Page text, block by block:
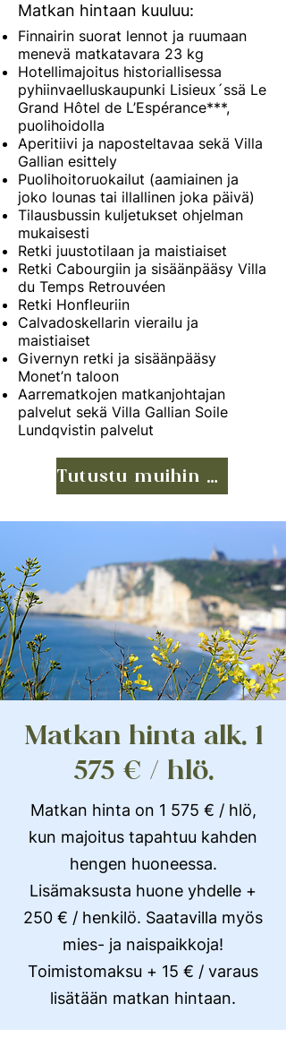
Matkan hintaan kuuluu:
Finnairin suorat lennot ja ruumaan
menevä matkatavara 23 kg
Hotellimajoitus historiallisessa
pyhiinvaelluskaupunki Lisieux´ssä Le
Grand Hôtel de L’Espérance***,
puolihoidolla
Aperitiivi ja naposteltavaa sekä Villa
Gallian esittely
Puolihoitoruokailut (aamiainen ja
joko lounas tai illallinen joka päivä)
Tilausbussin kuljetukset ohjelman
mukaisesti
Retki juustotilaan ja maistiaiset
Retki Cabourgiin ja sisäänpääsy Villa
du Temps Retrouvéen
Retki Honfleuriin
Calvadoskellarin vierailu ja
maistiaiset
Givernyn retki ja sisäänpääsy
Monet’n taloon
Aarrematkojen matkanjohtajan
palvelut sekä Villa Gallian Soile
Lundqvistin palvelut
Tutustu muihin matkoihin
Matkan hinta alk. 1
575 € / hlö.
Matkan hinta on 1 575 € / hlö,
kun majoitus tapahtuu kahden
hengen huoneessa.
Lisämaksusta huone yhdelle +
250 € / henkilö. Saatavilla myös
mies- ja naispaikkoja!
Toimistomaksu + 15 € / varaus
lisätään matkan hintaan.